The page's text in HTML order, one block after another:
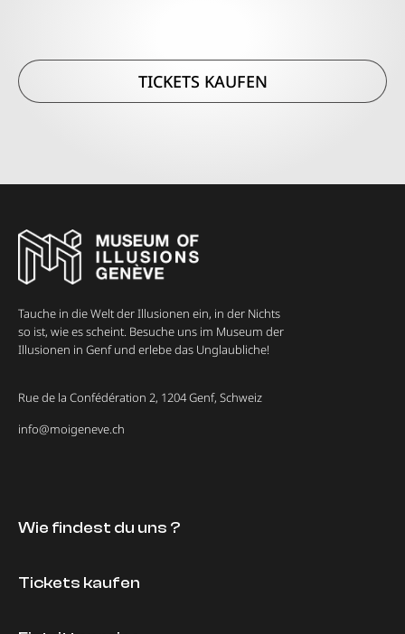
TICKETS KAUFEN
Tauche in die Welt der Illusionen ein, in der Nichts
so ist, wie es scheint. Besuche uns im Museum der
Illusionen in Genf und erlebe das Unglaubliche!
Rue de la Confédération 2, 1204 Genf, Schweiz
info@moigeneve.ch
Wie findest du uns ?
Tickets kaufen